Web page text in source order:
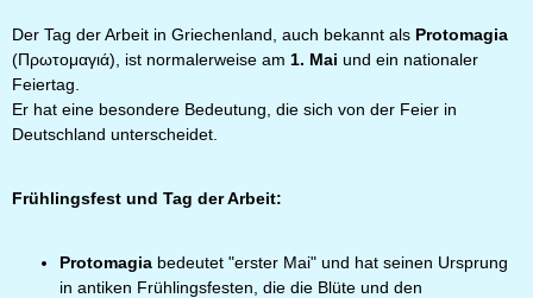
Der Tag der Arbeit in Griechenland, auch bekannt als Protomagia
(Πρωτομαγιά), ist normalerweise am 1. Mai und ein nationaler
Feiertag.
Er hat eine besondere Bedeutung, die sich von der Feier in
Deutschland unterscheidet.
Frühlingsfest und Tag der Arbeit:
Protomagia bedeutet "erster Mai" und hat seinen Ursprung
in antiken Frühlingsfesten, die die Blüte und den